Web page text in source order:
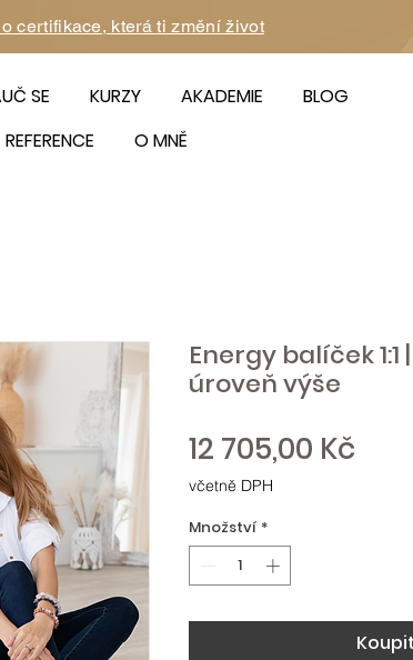
certifikace, která ti změní život
SE KURZY AKADEMIE
BLOG
REFERENCE O MNĚ
Energy balíček
úroveň výše
12 705,00 Kč
včetně DPH
Množství *
Koupit